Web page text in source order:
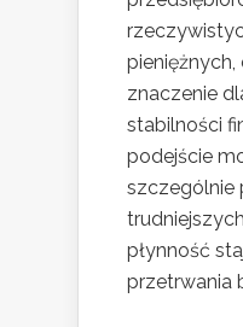
znaczenie
stabilności
podejście
szczególnie
płynność
przetrwania